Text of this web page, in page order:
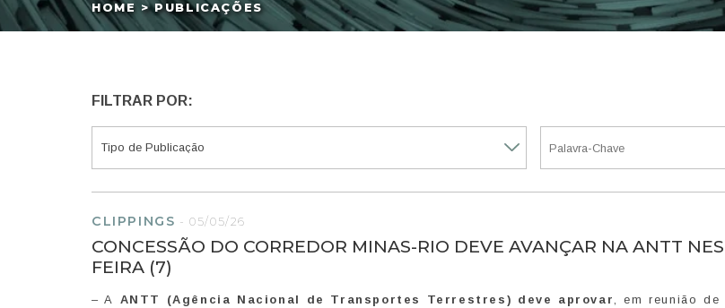
HOME > PUBLICAÇÕES
FILTRAR POR:
CLIPPINGS -05/05/26
CONCESSÃO DO CORREDOR MINAS-RIO DEVE AVANÇAR NA ANTT
FEIRA (7)
– A ANTT (Agência Nacional de Transportes Terrestres) deve aprovar, em reunião